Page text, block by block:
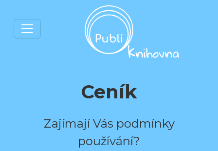
Ceník
Zajímají Vás podmínky
používání?